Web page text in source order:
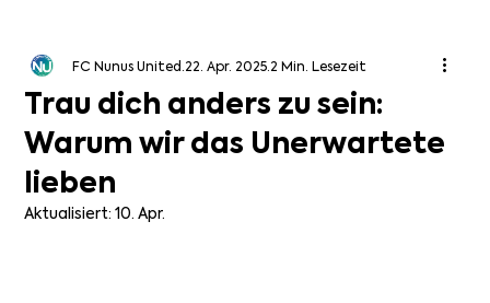
Trau dich anders zu sein:
Warum wir das Unerwartete
lieben
FC Nunus United 22. Apr. 2025 2 Min. Lesezeit
Aktualisiert:10. Apr.